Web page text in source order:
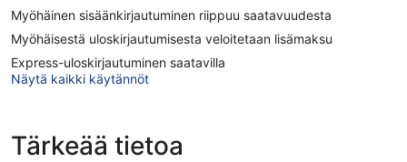
Myöhäinen sisäänkirjautuminen riippuu saatavuudesta
Myöhäisestä uloskirjautumisesta veloitetaan lisämaksu
Express-uloskirjautuminen saatavilla
Näytä kaikki käytännöt
Tärkeää tietoa